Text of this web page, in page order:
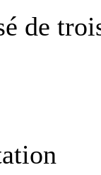
de